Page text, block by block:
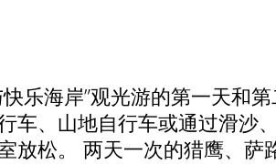
乐海岸”观光游的第一天和
车、山地自行车或通过滑沙
放松。 两天一次的猎鹰、